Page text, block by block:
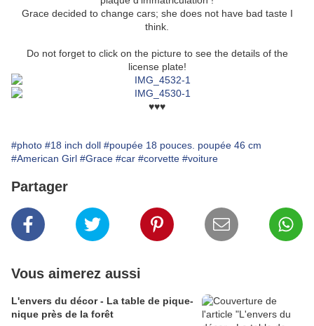
Grace decided to change cars; she does not have bad taste I
think.
Do not forget to click on the picture to see the details of the
license plate!
♥♥♥
#photo #18 inch doll #poupée 18 pouces. poupée 46 cm
#American Girl #Grace #car #corvette #voiture
Partager
Vous aimerez aussi
L'envers du décor - La table de pique-
nique près de la forêt